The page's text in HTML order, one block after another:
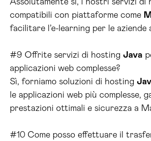
Assolutamente sì, i nostri servizi di
compatibili con piattaforme come
facilitare l’e-learning per le aziende
#9 Offrite servizi di hosting Java
applicazioni web complesse?
Sì, forniamo soluzioni di hosting
le applicazioni web più complesse,
prestazioni ottimali e sicurezza a
#10 Come posso effettuare il